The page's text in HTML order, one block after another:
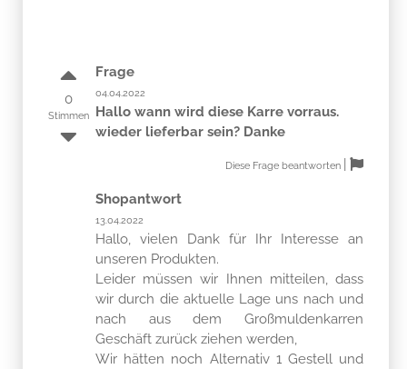
0
Stimmen
Frage
04.04.2022
Hallo wann wird diese Karre vorraus.
wieder lieferbar sein? Danke
Diese Frage beantworten
Shopantwort
13.04.2022
Hallo, vielen Dank für Ihr Interesse an
unseren Produkten.
Leider müssen wir Ihnen mitteilen, dass
wir durch die aktuelle Lage uns nach und
nach aus dem Großmuldenkarren
Geschäft zurück ziehen werden,
Wir hätten noch Alternativ 1 Gestell und